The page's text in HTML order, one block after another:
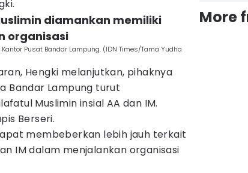
diamankan memiliki
organisasi
Pusat Bandar Lampung. (IDN Times/Tama Yudha
Hengki melanjutkan, pihaknya
Bandar Lampung turut
Muslimin insial AA dan IM.
Berseri.
membeberkan lebih jauh terkait
IM dalam menjalankan organisasi
More